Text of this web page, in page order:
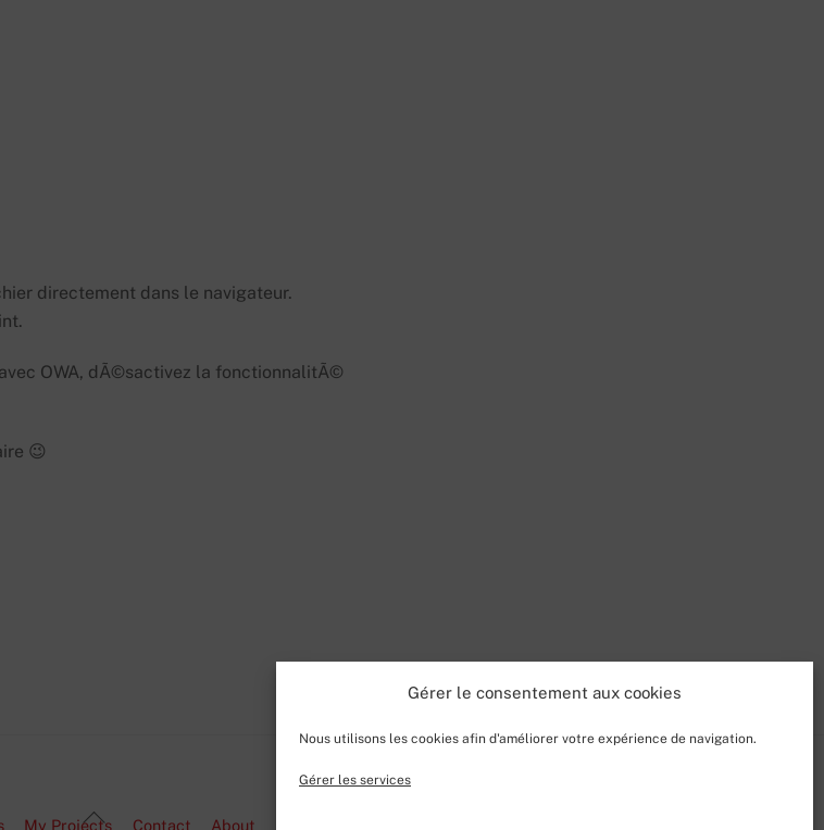
Gérer le consentement aux cookies
Nous utilisons les cookies afin d'améliorer votre expérience de navigation.
Gérer les services
directement dans le navigateur.
OWA, dÃ©sactivez la fonctionnalitÃ©
😉
Back
My Projects Contact About